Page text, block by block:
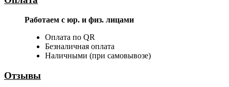
Работаем с юр. и физ. лицами
Оплата по QR
Безналичная оплата
Наличными (при самовывозе)
Отзывы